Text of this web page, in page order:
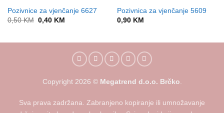
Pozivnice za vjenčanje 6627
0,50KM Original
0,40 KMCurrent
Pozivnica za vjenčanje 5609
0,90 KM
Copyright 2026 © Megatrend d.o.o. Brčko.
Sva prava zadržana. Zabranjeno kopiranje ili umnožavanje